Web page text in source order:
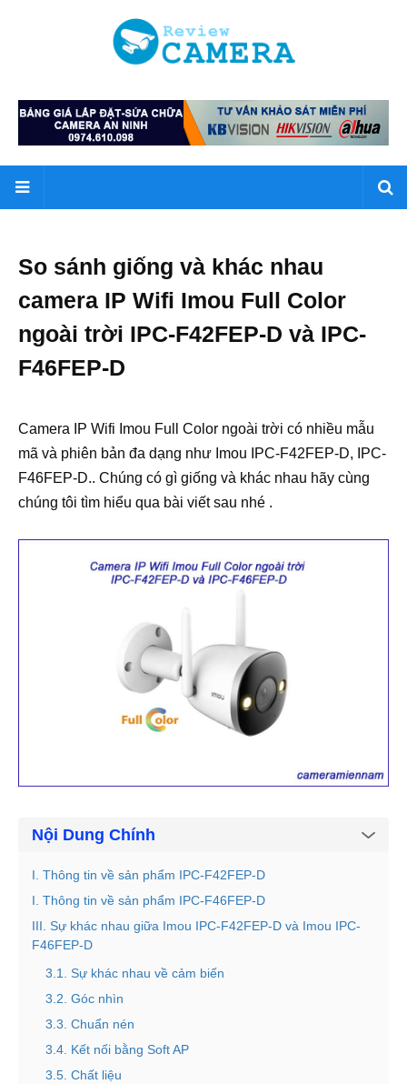
So sánh giống và khác nhau
camera IP Wifi Imou Full Color
ngoài trời IPC-F42FEP-D và IPC-
F46FEP-D
Camera IP Wifi Imou Full Color ngoài trời có nhiều mẫu
mã và phiên bản đa dạng như Imou IPC-F42FEP-D, IPC-
F46FEP-D.. Chúng có gì giống và khác nhau hãy cùng
chúng tôi tìm hiểu qua bài viết sau nhé .
Nội Dung Chính
I. Thông tin về sản phẩm IPC-F42FEP-D
I. Thông tin về sản phẩm IPC-F46FEP-D
III. Sự khác nhau giữa Imou IPC-F42FEP-D và Imou IPC-
F46FEP-D
3.1. Sự khác nhau về cảm biến
3.2. Góc nhìn
3.3. Chuẩn nén
3.4. Kết nối bằng Soft AP
3.5. Chất liệu